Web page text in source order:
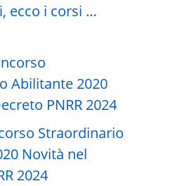
ecco i corsi …
Straordinario
Novità nel
2024